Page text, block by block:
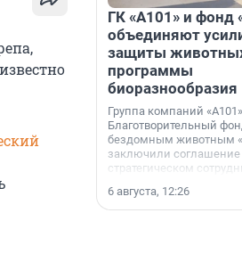
ГК «А101» и фонд
объединяют
защиты
программы
биоразнообразия
Группа компаний
Благотворительный
бездомным животным
заключили соглашение
стратегическом
6 августа, 12:26